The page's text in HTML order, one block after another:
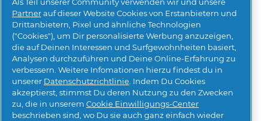
SOS Hair Shake
JETZT BEWERTEN
Als Teil unserer Community verwenden wir und unsere
Partnerauf dieser Website Cookies von Erstanbietern und
Drittanbietern, Pixel und ähnliche Technologien
("Cookies"), um Dir personalisierte Werbung anzuzeigen,
die auf Deinen Interessen und Surfgewohnheiten basiert,
Analysen durchzuführen und Deine Online-Erfahrung zu
verbessern. Weitere Infomationen hierzu findest du in
unserer Datenschutzrichtlinie. Indem Du Cookies
akzeptierst, stimmst Du deren Nutzung zu den Zwecken
zu, die in unserem Cookie Einwilligungs-Center
beschrieben sind, wo Du sie auch ganz einfach wieder